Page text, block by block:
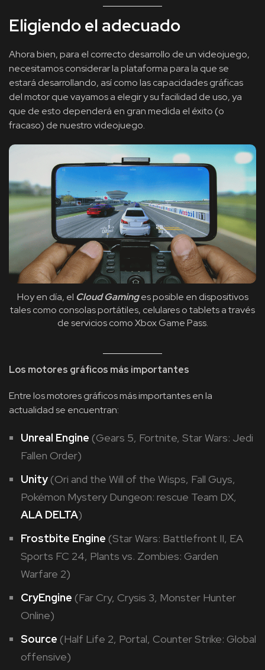
Eligiendo el adecuado
Ahora bien, para el correcto desarrollo de un videojuego,
necesitamos considerar la plataforma para la que se
estará desarrollando, así como las capacidades gráficas
del motor que vayamos a elegir y su facilidad de uso, ya
que de esto dependerá en gran medida el éxito (o
fracaso) de nuestro videojuego.
Hoy en día, el Cloud Gaminges posible en dispositivos
tales como consolas portátiles, celulares o tablets a través
de servicios como Xbox Game Pass.
Los motores gráficos más importantes
Entre los motores gráficos más importantes en la
actualidad se encuentran:
Unreal Engine (Gears 5, Fortnite, Star Wars: Jedi
Fallen Order)
Unity(Ori and the Will of the Wisps, Fall Guys,
Pokémon Mystery Dungeon: rescue Team DX,
ALA DELTA)
Frostbite Engine (Star Wars: Battlefront II, EA
Sports FC 24, Plants vs. Zombies: Garden
Warfare 2)
CryEngine (Far Cry, Crysis 3, Monster Hunter
Online)
Source (Half Life 2, Portal, Counter Strike: Global
offensive)